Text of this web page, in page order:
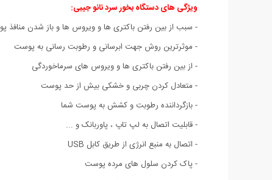
ویژگی های دستگاه بخور سرد نانو جیبی:
- سبب از بین رفتن باکتری ها و ویروس ها و باز شدن منافذ
- موثرترین روش جهت ابرسانی و رطوبت رسانی به پوست
- از بین رفتن باکتری ها و ویروس های سرماخوردگی
- متعادل کردن چربی و خشکی بیش از حد پوست
- بازگرداننده رطوبت و کشش به پوست شما
- قابلیت اتصال به لپ تاپ ، پاوربانک و ...
- اتصال به منبع انرژی از طریق کابل USB
- پاک کردن سلول های مرده پوست